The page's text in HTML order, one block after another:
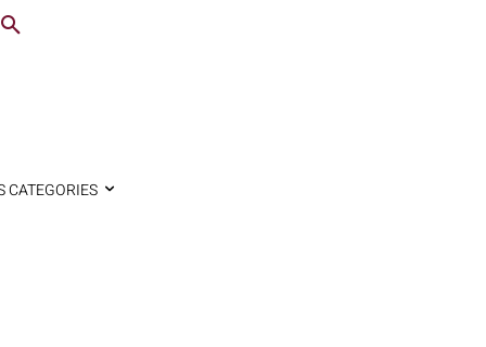
CATEGORIES